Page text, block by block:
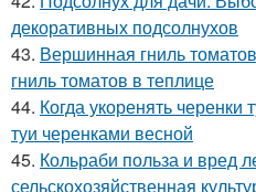
декоративных подсолнухов
43. Вершинная гниль
гниль томатов в теплице
44. Когда укоренять черенки
туи черенками весной
45. Кольраби польза и вред
сельскохозяйственная